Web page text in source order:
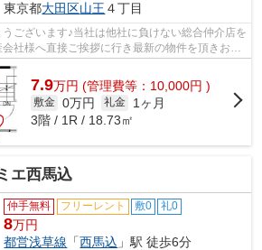
東京都大田区山王 ４丁目
ございます♪当社は他社に負けない総合仲介店を
社様へ直接ご挨拶に行き最新の物件を頂きお客
の情報は...
7.9万円 (管理費等：10,000円 )
敷金 0万円 礼金
1ヶ月
3階 / 1R / 18.73㎡
エ西馬込
仲手無料 フリーレント 敷0 礼0
8万円
都営浅草線 「西馬込 」駅 徒歩6分